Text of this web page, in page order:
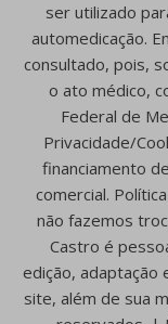
ser utilizado
automedicação.
consultado, pois,
o ato médico,
Federal de
Privacidade/
financiamento
comercial.
não fazemos
Castro é
edição,
site, além de sua